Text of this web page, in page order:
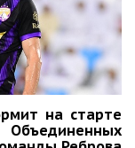
на старте